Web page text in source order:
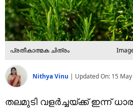
പ്രതീകാത്മക ചിത്രം
Nithya Vinu | Updated On: 15
തലമുടി വളർച്ചയ്ക്ക് ഇന്ന്